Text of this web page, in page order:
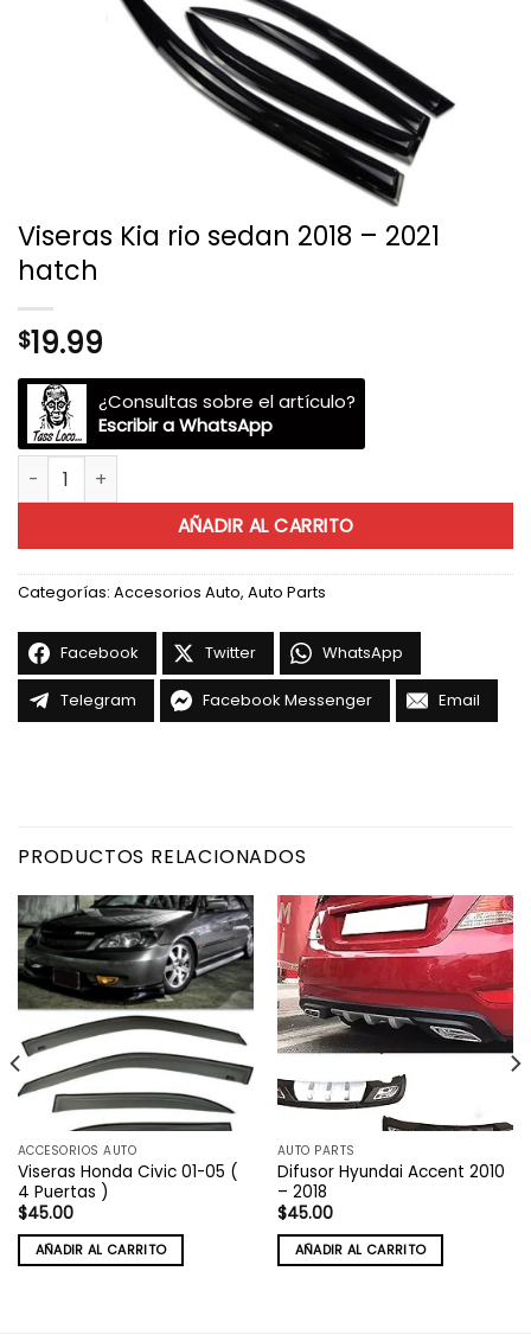
Viseras Kia rio sedan 2018 – 2021
hatch
$19.99
¿Consultas sobre el artículo?
Escribir a WhatsApp
Viseras Kia rio sedan 2018 - 2021 hatch cantidad
AÑADIR AL CARRITO
Categorías: Accesorios Auto, Auto Parts
Facebook Twitter WhatsApp
Telegram Facebook Messenger Email
PRODUCTOS RELACIONADOS
ACCESORIOS AUTO
Viseras Honda Civic 01-05 (
4 Puertas )
$45.00
AÑADIR AL CARRITO
AUTO PARTS
Difusor Hyundai Accent 2010
– 2018
$45.00
AÑADIR AL CARRITO